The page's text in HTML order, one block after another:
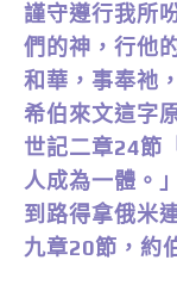
謹守遵行我所
們的神，行他
和華，事奉祂
希伯來文這字
世記二章24節
人成為一體。
到路得拿俄米
九章20節，約